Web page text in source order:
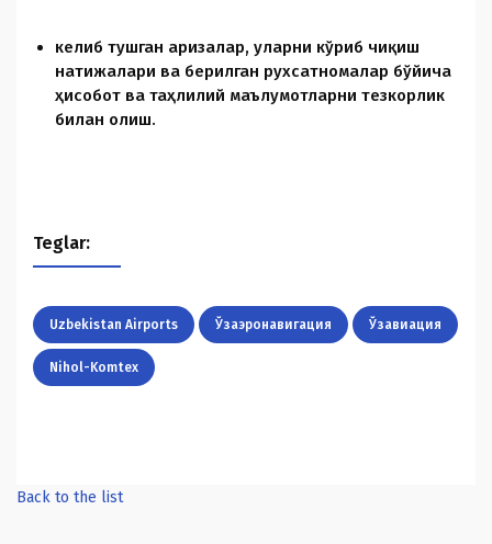
келиб тушган аризалар, уларни кўриб чиқиш
натижалари ва берилган руxсатномалар бўйича
ҳисобот ва таҳлилий маълумотларни тезкорлик
билан олиш.
Teglar:
Uzbekistan Airports Ўзаэронавигация Ўзавиация
Nihol-Komtex
Back to the list